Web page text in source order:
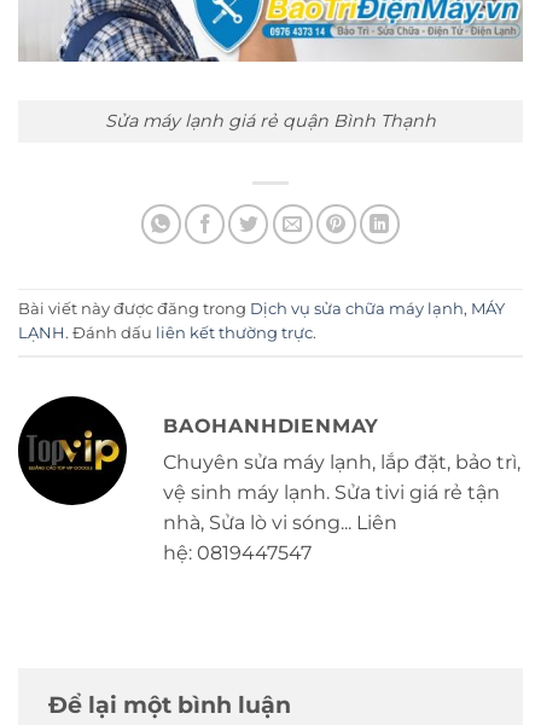
Sửa máy lạnh giá rẻ quận Bình Thạnh
Bài viết này được đăng trong Dịch vụ sửa chữa máy lạnh, MÁY
LẠNH. Đánh dấu liên kết thường trực.
BAOHANHDIENMAY
Chuyên sửa máy lạnh, lắp đặt, bảo trì,
vệ sinh máy lạnh. Sửa tivi giá rẻ tận
nhà, Sửa lò vi sóng... Liên
hệ: 0819447547
Để lại một bình luận